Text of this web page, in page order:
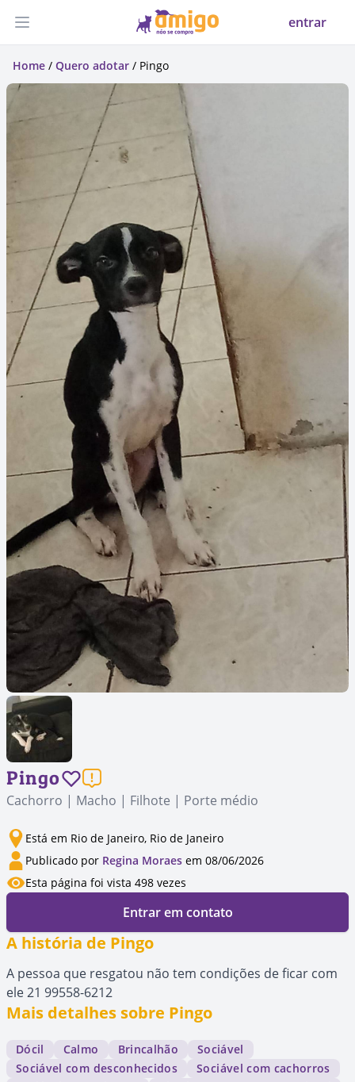
Abrir menu entrar
Home / Quero adotar / Pingo
Pingo
Cachorro | Macho | Filhote | Porte médio
Está em Rio de Janeiro, Rio de Janeiro
Publicado por Regina Moraes em 08/06/2026
Esta página foi vista 498 vezes
Entrar em contato
A história de Pingo
A pessoa que resgatou não tem condições de ficar com
ele 21 99558-6212
Mais detalhes sobre Pingo
Dócil Calmo Brincalhão
Sociável
Sociável com desconhecidos
Sociável com cachorros